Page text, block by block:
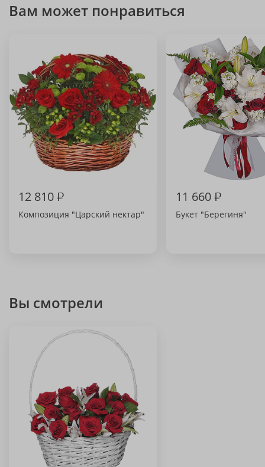
Вам может понравиться
12 810₽
Композиция "Царский нектар"
11 660₽
Букет "Берегиня"
Вы смотрели